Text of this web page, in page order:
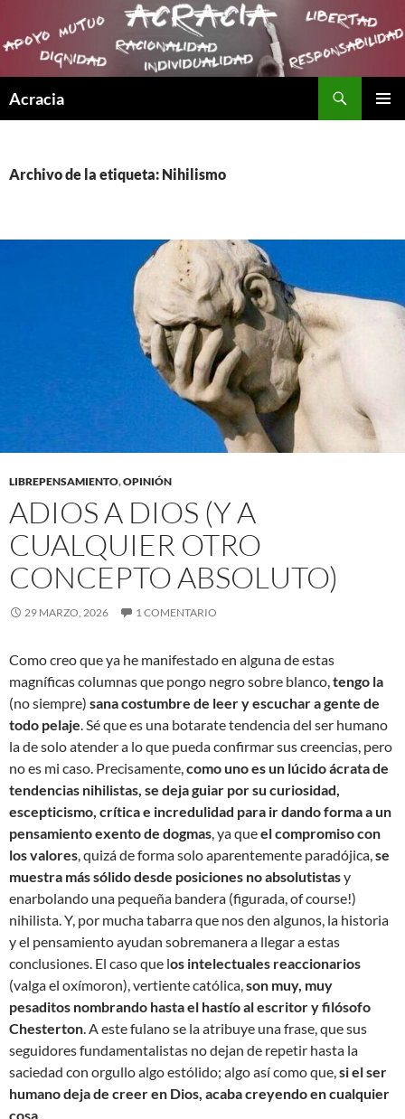
Acracia
Archivo de la etiqueta: Nihilismo
LIBREPENSAMIENTO,OPINIÓN
ADIOS A DIOS (Y A
CUALQUIER OTRO
CONCEPTO ABSOLUTO)
29 MARZO, 2026 1 COMENTARIO
Como creo que ya he manifestado en alguna de estas
magníficas columnas que pongo negro sobre blanco,tengo la
(no siempre) sana costumbre de leer y escuchar a gente de
todo pelaje. Sé que es una botarate tendencia del ser humano
la de solo atender a lo que pueda confirmar sus creencias, pero
no es mi caso. Precisamente,como uno es un lúcido ácrata de
tendencias nihilistas, se deja guiar por su curiosidad,
escepticismo, crítica e incredulidad para ir dando forma a un
pensamiento exento de dogmas, ya queel compromiso con
los valores, quizá de forma solo aparentemente paradójica,se
muestra más sólido desde posiciones no absolutistasy
enarbolando una pequeña bandera (figurada, of course!)
nihilista. Y, por mucha tabarra que nos den algunos, la historia
y el pensamiento ayudan sobremanera a llegar a estas
conclusiones. El caso que los intelectuales reaccionarios
(valga el oxímoron), vertiente católica,son muy, muy
pesaditos nombrando hasta el hastío al escritor y filósofo
Chesterton. A este fulano se la atribuye una frase, que sus
seguidores fundamentalistas no dejan de repetir hasta la
saciedad con orgullo algo estólido; algo así como que,si el ser
humano deja de creer en Dios, acaba creyendo en cualquier
cosa.